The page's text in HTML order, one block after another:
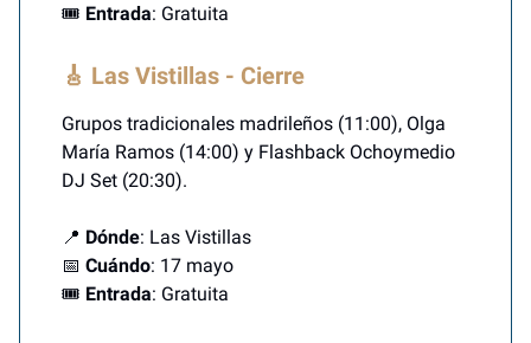
🎟️ Entrada: Gratuita
🎸 Las Vistillas - Cierre
Grupos tradicionales madrileños (11:00), Olga
María Ramos (14:00) y Flashback Ochoymedio
DJ Set (20:30).
📍 Dónde: Las Vistillas
📅 Cuándo: 17 mayo
🎟️ Entrada: Gratuita